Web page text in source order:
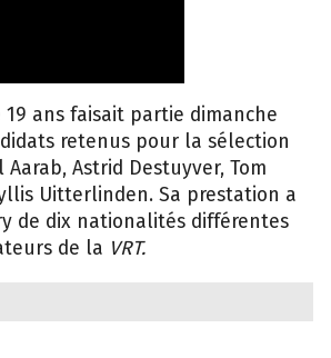
19 ans faisait partie dimanche
retenus pour la sélection
Astrid Destuyver, Tom
Uitterlinden. Sa prestation a
de dix nationalités différentes
de la VRT.